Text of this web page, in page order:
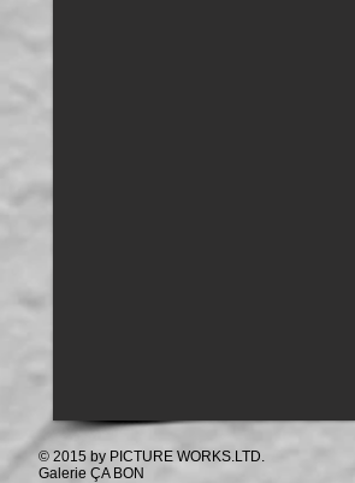
© 2015 by PICTURE WORKS.LTD.
Galerie ÇA BON